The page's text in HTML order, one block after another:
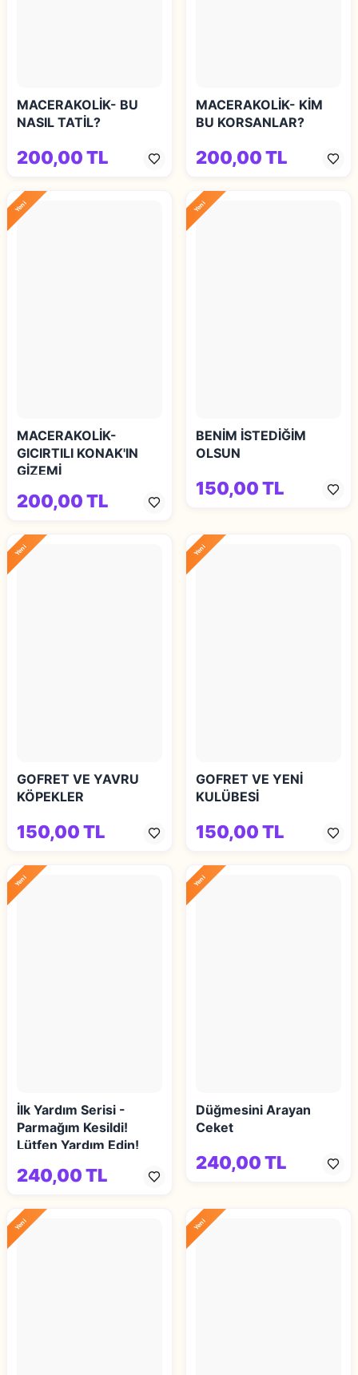
MACERAKOLİK- BU
NASIL TATİL?
200,00 TL
MACERAKOLİK- KİM
BU KORSANLAR?
200,00 TL
Yeni
MACERAKOLİK-
GICIRTILI KONAK'IN
GİZEMİ
200,00 TL
Yeni
BENİM İSTEDİĞİM
OLSUN
150,00 TL
Yeni
GOFRET VE YAVRU
KÖPEKLER
150,00 TL
Yeni
GOFRET VE YENİ
KULÜBESİ
150,00 TL
Yeni
İlk Yardım Serisi -
Parmağım Kesildi!
Lütfen Yardım Edin!
240,00 TL
Yeni
Düğmesini Arayan
Ceket
240,00 TL
Yeni Yeni